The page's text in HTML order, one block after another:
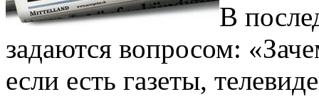
В
задаются вопросом:
если есть газеты,